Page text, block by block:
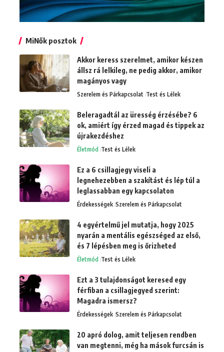
MiNők posztok
Akkor keress szerelmet, amikor készen
állsz rá lelkileg, ne pedig akkor, amikor
magányos vagy
Szerelem és Párkapcsolat Test és Lélek
Beleragadtál az üresség érzésébe? 6
ok, amiért így érzed magad és tippek az
újrakezdéshez
Életmód Test és Lélek
Ez a 6 csillagjegy viseli a
legnehezebben a szakítást és lép túl a
leglassabban egy kapcsolaton
Érdekességek Szerelem és Párkapcsolat
4 egyértelmű jel mutatja, hogy 2025
nyarán a mentális egészséged az első,
és 7 lépésben meg is őrizheted
Életmód Test és Lélek
Ezt a 3 tulajdonságot keresed egy
férfiban a csillagjegyed szerint:
Magadra ismersz?
Érdekességek Szerelem és Párkapcsolat
20 apró dolog, amit teljesen rendben
van megtenni, még ha mások furcsán is